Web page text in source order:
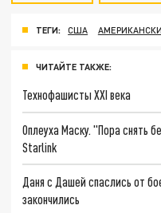
ТЕГИ: США
ЧИТАЙТЕ ТАКЖЕ:
Технофашисты XXI века
Оплеуха Маску. "Пора снять
Starlink
Даня с Дашей спаслись от
закончились